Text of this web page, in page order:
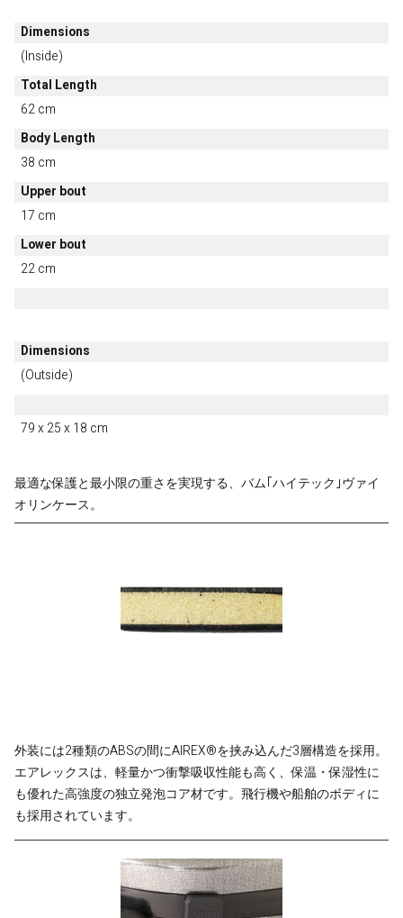
Dimensions
(Inside)
Total Length
62 cm
Body Length
38 cm
Upper bout
17 cm
Lower bout
22 cm
Dimensions
(Outside)
79 x 25 x 18 cm
最適な保護と最小限の重さを実現する、バム｢ハイテック｣ヴァイ
オリンケース。
外装には2種類のABSの間にAIREX®を挟み込んだ3層構造を採用。
エアレックスは、軽量かつ衝撃吸収性能も高く、保温・保湿性に
も優れた高強度の独立発泡コア材です。飛行機や船舶のボディに
も採用されています。